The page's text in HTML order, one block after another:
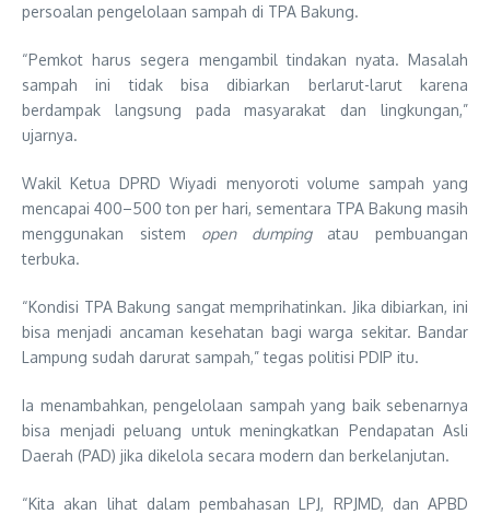
persoalan pengelolaan sampah di TPA Bakung.
“Pemkot harus segera mengambil tindakan nyata. Masalah
sampah ini tidak bisa dibiarkan berlarut-larut karena
berdampak langsung pada masyarakat dan lingkungan,”
ujarnya.
Wakil Ketua DPRD Wiyadi menyoroti volume sampah yang
mencapai 400–500 ton per hari, sementara TPA Bakung masih
menggunakan sistem open dumpingatau pembuangan
terbuka.
“Kondisi TPA Bakung sangat memprihatinkan. Jika dibiarkan, ini
bisa menjadi ancaman kesehatan bagi warga sekitar. Bandar
Lampung sudah darurat sampah,” tegas politisi PDIP itu.
Ia menambahkan, pengelolaan sampah yang baik sebenarnya
bisa menjadi peluang untuk meningkatkan Pendapatan Asli
Daerah (PAD) jika dikelola secara modern dan berkelanjutan.
“Kita akan lihat dalam pembahasan LPJ, RPJMD, dan APBD